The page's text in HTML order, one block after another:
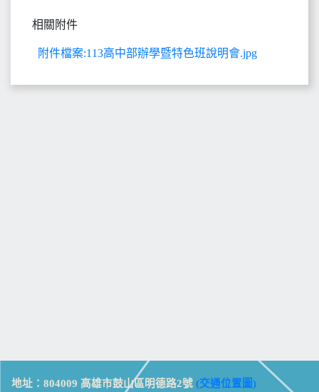
相關附件
附件檔案:113高中部辦學暨特色班說明會.jpg
地址：804009 高雄市鼓山區明德路2號 (交通位置圖)